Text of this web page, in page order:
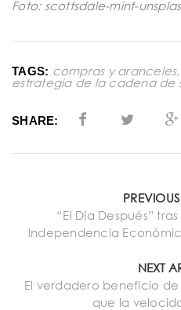
Foto: scottsdale-mint-
TAGS: compras y aranceles,
estrategia de la cadena de
SHARE:
“El Día Después”
Independencia
NEXT
El verdadero beneficio de
que la